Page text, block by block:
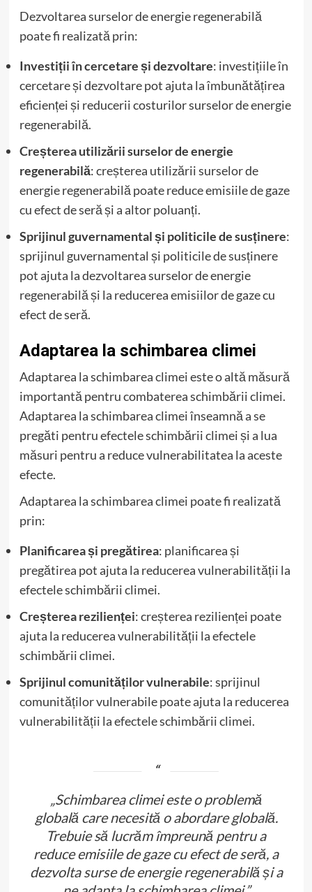
Dezvoltarea surselor de energie regenerabilă
poate fi realizată prin:
Investiții în cercetare și dezvoltare: investițiile în
cercetare și dezvoltare pot ajuta la îmbunătățirea
eficienței și reducerii costurilor surselor de energie
regenerabilă.
Creșterea utilizării surselor de energie
regenerabilă: creșterea utilizării surselor de
energie regenerabilă poate reduce emisiile de gaze
cu efect de seră și a altor poluanți.
Sprijinul guvernamental și politicile de susținere:
sprijinul guvernamental și politicile de susținere
pot ajuta la dezvoltarea surselor de energie
regenerabilă și la reducerea emisiilor de gaze cu
efect de seră.
Adaptarea la schimbarea climei
Adaptarea la schimbarea climei este o altă măsură
importantă pentru combaterea schimbării climei.
Adaptarea la schimbarea climei înseamnă a se
pregăti pentru efectele schimbării climei și a lua
măsuri pentru a reduce vulnerabilitatea la aceste
efecte.
Adaptarea la schimbarea climei poate fi realizată
prin:
Planificarea și pregătirea: planificarea și
pregătirea pot ajuta la reducerea vulnerabilității la
efectele schimbării climei.
Creșterea rezilienței: creșterea rezilienței poate
ajuta la reducerea vulnerabilității la efectele
schimbării climei.
Sprijinul comunităților vulnerabile: sprijinul
comunităților vulnerabile poate ajuta la reducerea
vulnerabilității la efectele schimbării climei.
„Schimbarea climei este o problemă
globală care necesită o abordare globală.
Trebuie să lucrăm împreună pentru a
reduce emisiile de gaze cu efect de seră, a
dezvolta surse de energie regenerabilă și a